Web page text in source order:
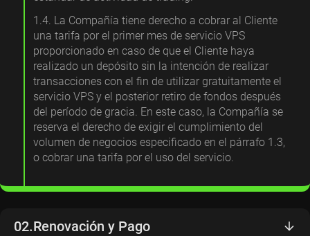
1.4. La Compañía tiene derecho a cobrar al Cliente
una tarifa por el primer mes de servicio VPS
proporcionado en caso de que el Cliente haya
realizado un depósito sin la intención de realizar
transacciones con el fin de utilizar gratuitamente el
servicio VPS y el posterior retiro de fondos después
del período de gracia. En este caso, la Compañía se
reserva el derecho de exigir el cumplimiento del
volumen de negocios especificado en el párrafo 1.3,
o cobrar una tarifa por el uso del servicio.
02.Renovación y Pago